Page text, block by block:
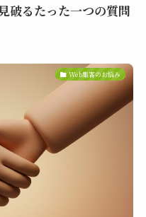
破るたった一つの質問
Web集客のお悩み